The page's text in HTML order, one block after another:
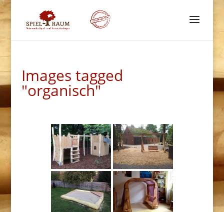
Images tagged
"organisch"